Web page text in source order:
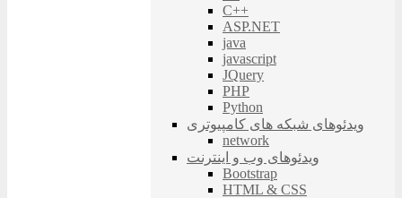
C++
ASP.NET
java
javascript
JQuery
PHP
Python
ویدئوهای شبکه های کامپیوتری
network
ویدئوهای وب و اینترنت
Bootstrap
HTML & CSS